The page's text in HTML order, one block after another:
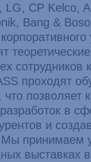
LG, CP Kelco,
Bang &
сотрудников
проходят
позволяет
в
и
Мы принимаем
выставках